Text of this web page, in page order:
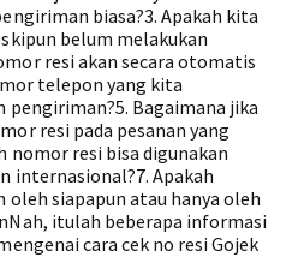
biasa?3. Apakah kita
belum melakukan
resi akan secara otomatis
telepon yang kita
Bagaimana jika
resi pada pesanan yang
nomor resi bisa digunakan
internasional?7. Apakah
oleh siapapun atau hanya oleh
itulah beberapa informasi
cara cek no resi Gojek